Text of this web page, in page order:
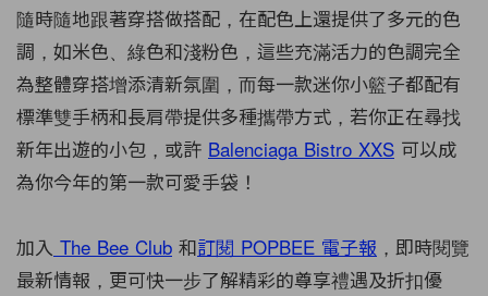
隨時隨地跟著穿搭做搭配，在配色上還提供了多元的色
調，如米色、綠色和淺粉色，這些充滿活力的色調完全
為整體穿搭增添清新氛圍，而每一款迷你小籃子都配有
標準雙手柄和長肩帶提供多種攜帶方式，若你正在尋找
新年出遊的小包，或許 Balenciaga Bistro XXS 可以成
為你今年的第一款可愛手袋！
加入 The Bee Club 和訂閱 POPBEE 電子報 ，即時閱覽
最新情報，更可快一步了解精彩的尊享禮遇及折扣優